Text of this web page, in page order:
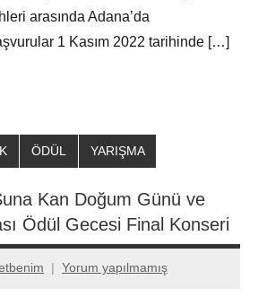
arasında Adana’da
1 Kasım 2022 tarihinde […]
ÖDÜL YARIŞMA
Kan Doğum Günü ve
Ödül Gecesi Final Konseri
Yorum yapılmamış